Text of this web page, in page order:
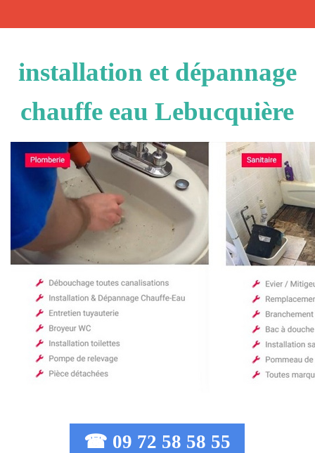
installation et dépannage
chauffe eau Lebucquière
☎ 09 72 58 58 55